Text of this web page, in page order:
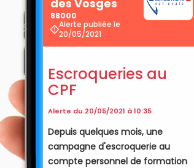
des Vosges
88000
Alerte publiée le
20/05/2021
Escroqueries au
CPF
Alerte du 20/05/2021 à 10:35
Depuis quelques mois, une
campagne d'escroquerie au
compte personnel de formation